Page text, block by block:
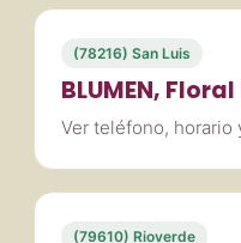
(78216) San Luis
BLUMEN,
Ver teléfono, horario
(79610) Rioverde